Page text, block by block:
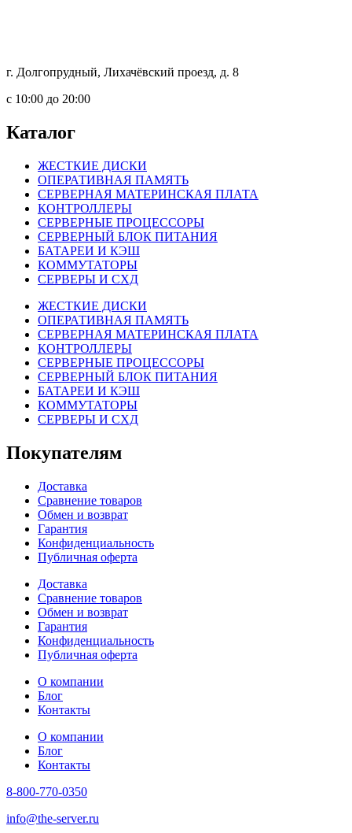
г. Долгопрудный, Лихачёвский проезд, д. 8
c 10:00 до 20:00
Каталог
ЖЕСТКИЕ ДИСКИ
ОПЕРАТИВНАЯ ПАМЯТЬ
СЕРВЕРНАЯ МАТЕРИНСКАЯ ПЛАТА
КОНТРОЛЛЕРЫ
СЕРВЕРНЫЕ ПРОЦЕССОРЫ
СЕРВЕРНЫЙ БЛОК ПИТАНИЯ
БАТАРЕИ И КЭШ
КОММУТАТОРЫ
СЕРВЕРЫ И СХД
ЖЕСТКИЕ ДИСКИ
ОПЕРАТИВНАЯ ПАМЯТЬ
СЕРВЕРНАЯ МАТЕРИНСКАЯ ПЛАТА
КОНТРОЛЛЕРЫ
СЕРВЕРНЫЕ ПРОЦЕССОРЫ
СЕРВЕРНЫЙ БЛОК ПИТАНИЯ
БАТАРЕИ И КЭШ
КОММУТАТОРЫ
СЕРВЕРЫ И СХД
Покупателям
Доставка
Сравнение товаров
Обмен и возврат
Гарантия
Конфиденциальность
Публичная оферта
Доставка
Сравнение товаров
Обмен и возврат
Гарантия
Конфиденциальность
Публичная оферта
О компании
Блог
Контакты
О компании
Блог
Контакты
8-800-770-0350
info@the-server.ru